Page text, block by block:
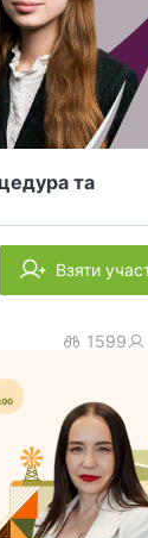
та
Взяти
1599